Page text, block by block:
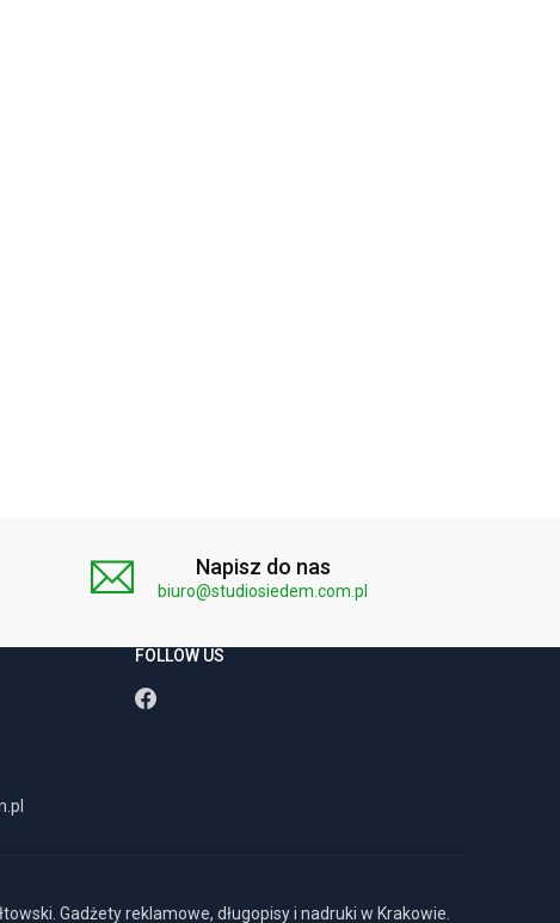
Napisz do nas
biuro@studiosiedem.com.pl
FOLLOW US
Gadżety reklamowe, długopisy i nadruki w Krakowie.